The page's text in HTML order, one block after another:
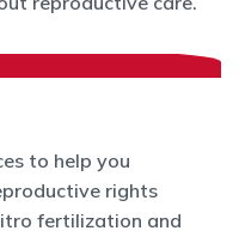
to help you
rights
fertilization and